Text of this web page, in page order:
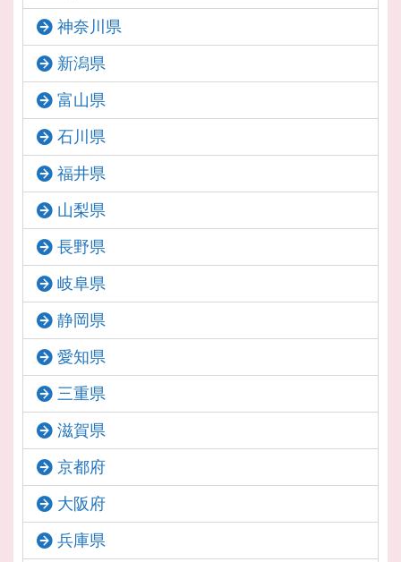
神奈川県
新潟県
富山県
石川県
福井県
山梨県
長野県
岐阜県
静岡県
愛知県
三重県
滋賀県
京都府
大阪府
兵庫県